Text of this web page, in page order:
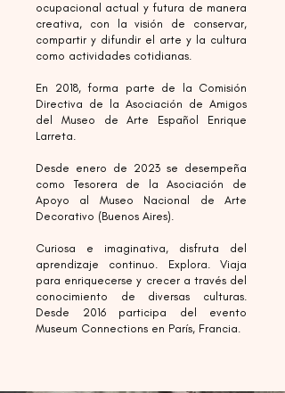
ocupacional actual y futura de manera
creativa, con la visión de conservar,
compartir y difundir el arte y la cultura
como actividades cotidianas.
En 2018, forma parte de la Comisión
Directiva de la Asociación de Amigos
del Museo de Arte Español Enrique
Larreta.
Desde enero de 2023 se desempeña
como Tesorera de la Asociación de
Apoyo al Museo Nacional de Arte
Decorativo (Buenos Aires).
Curiosa e imaginativa, disfruta del
aprendizaje continuo. Explora. Viaja
para enriquecerse y crecer a través del
conocimiento de diversas culturas.
Desde 2016 participa del evento
Museum Connections en París, Francia.